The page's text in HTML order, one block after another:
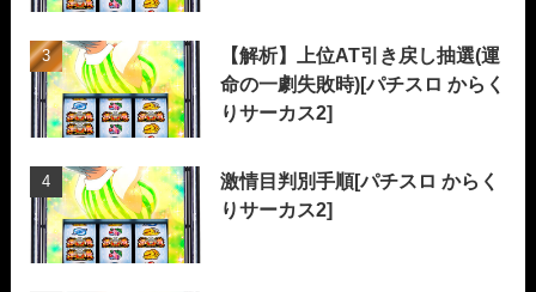
【解析】上位AT引き戻し抽選(運
命の一劇失敗時)[パチスロ からく
りサーカス2]
激情目判別手順[パチスロ からく
りサーカス2]